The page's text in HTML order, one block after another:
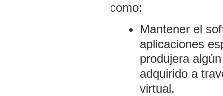
como:
Mantener el
aplicaciones
produjera
adquirido a
virtual.